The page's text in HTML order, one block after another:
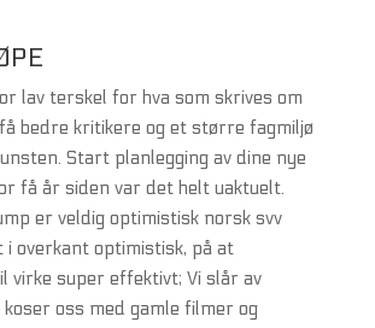
lav terskel for hva som skrives om
bedre kritikere og et større fagmiljø
Start planlegging av dine nye
få år siden var det helt uaktuelt.
er veldig optimistisk norsk svv
i overkant optimistisk, på at
virke super effektivt; Vi slår av
koser oss med gamle filmer og